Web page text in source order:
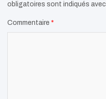
obligatoires sont indiqués avec
Commentaire *